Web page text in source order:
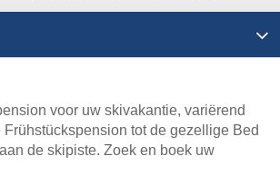
voor uw skivakantie, variërend
tot de gezellige Bed
de skipiste. Zoek en boek uw